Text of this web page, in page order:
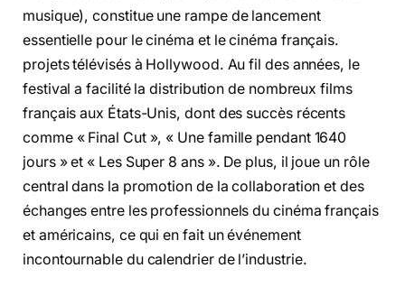
musique), constitue une rampe de lancement
essentielle pour le cinéma et le cinéma français.
projets télévisés à Hollywood. Au fil des années, le
festival a facilité la distribution de nombreux films
français aux États-Unis, dont des succès récents
comme « Final Cut », « Une famille pendant 1640
jours » et « Les Super 8 ans ». De plus, il joue un rôle
central dans la promotion de la collaboration et des
échanges entre les professionnels du cinéma français
et américains, ce qui en fait un événement
incontournable du calendrier de l’industrie.